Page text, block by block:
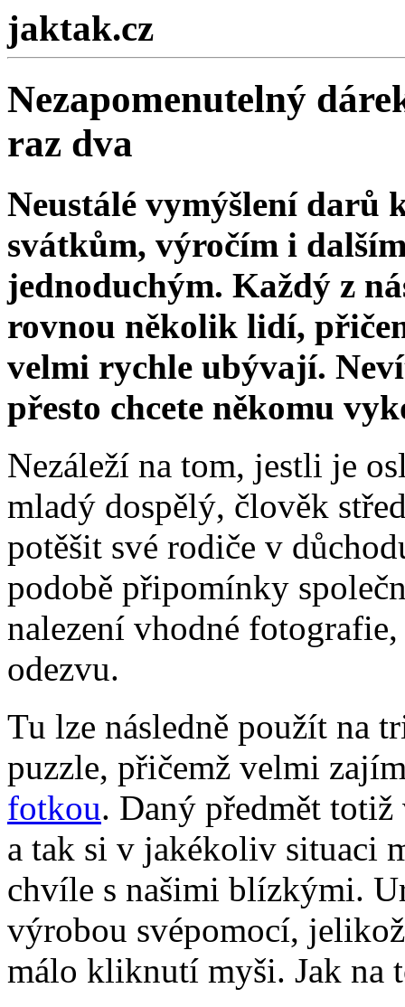
jaktak.cz
Nezapomenutelný
raz dva
Neustálé vymýšlení darů
svátkům, výročím i
jednoduchým. Každý z
rovnou několik lidí,
velmi rychle ubývají.
přesto chcete někomu
Nezáleží na tom, jestli je
mladý dospělý, člověk
potěšit své rodiče v
podobě připomínky
nalezení vhodné
odezvu.
Tu lze následně použít na
puzzle, přičemž velmi
fotkou. Daný předmět totiž
a tak si v jakékoliv situaci
chvíle s našimi blízkými.
výrobou svépomocí,
málo kliknutí myši. Jak na